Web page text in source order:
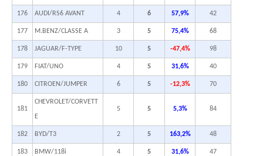
176 AUDI/RS6 AVANT 4 6 57,9% 42
177 M.BENZ/CLASSE A 3 5 75,4% 68
178 JAGUAR/F-TYPE 10 5 -47,4% 98
179 FIAT/UNO 4 5 31,6% 40
180 CITROEN/JUMPER 6 5 -12,3% 70
181
CHEVROLET/CORVETT
E
5 5 5,3% 84
182 BYD/T3 2 5 163,2% 48
183 BMW/118i 4 5 31,6% 47